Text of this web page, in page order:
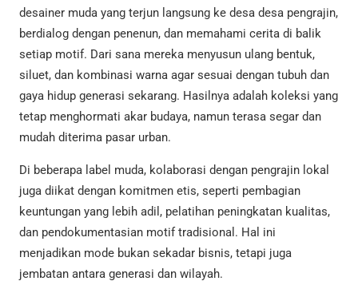
desainer muda yang terjun langsung ke desa desa pengrajin,
berdialog dengan penenun, dan memahami cerita di balik
setiap motif. Dari sana mereka menyusun ulang bentuk,
siluet, dan kombinasi warna agar sesuai dengan tubuh dan
gaya hidup generasi sekarang. Hasilnya adalah koleksi yang
tetap menghormati akar budaya, namun terasa segar dan
mudah diterima pasar urban.
Di beberapa label muda, kolaborasi dengan pengrajin lokal
juga diikat dengan komitmen etis, seperti pembagian
keuntungan yang lebih adil, pelatihan peningkatan kualitas,
dan pendokumentasian motif tradisional. Hal ini
menjadikan mode bukan sekadar bisnis, tetapi juga
jembatan antara generasi dan wilayah.